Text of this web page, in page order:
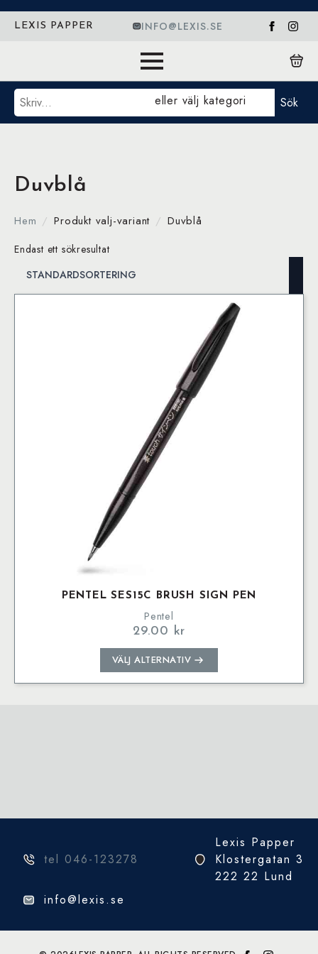
LEXIS PAPPER INFO@LEXIS.SE
Sök eller välj kategori Sök
Duvblå
Hem Produkt valj-variant Duvblå
Endast ett sökresultat
PENTEL SES15C BRUSH SIGN PEN
Pentel
29.00 kr
VÄLJ ALTERNATIV
Den
här
produkten
tel 046-123278
Lexis Papper
Klostergatan 3
222 22 Lund
info@lexis.se